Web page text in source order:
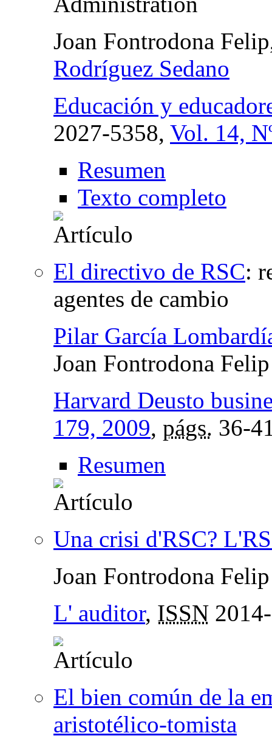
Joan Fontrodona
Rodríguez Sedano
Educación y
2027-5358, Vol. 14,
Resumen
Texto completo
El directivo de RSC:
agentes de cambio
Pilar García
Joan Fontrodona Felip
Harvard Deusto
179, 2009, págs. 36-
Resumen
Una crisi d'RSC?
Joan Fontrodona Felip
L' auditor, ISSN
El bien común de la
aristotélico-tomista